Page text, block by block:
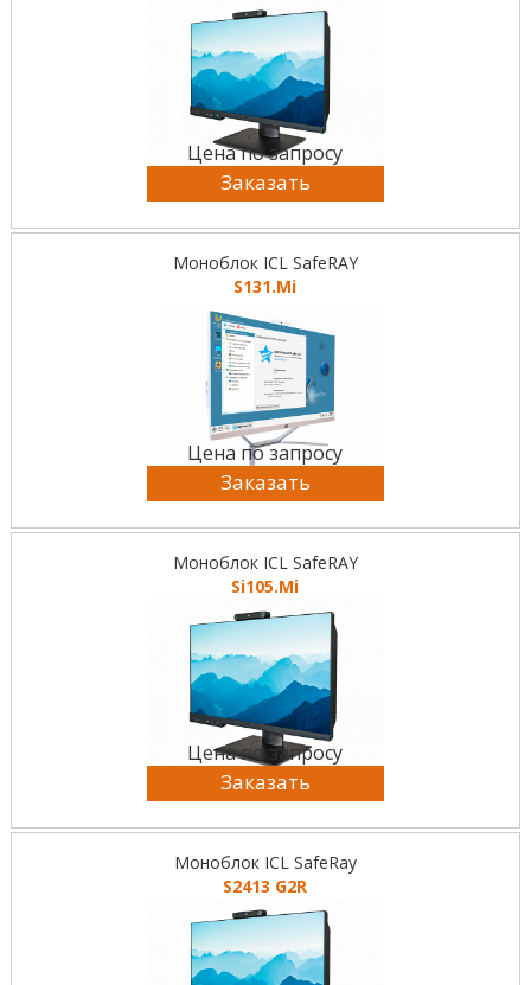
Цена по запросу
Заказать
Моноблок ICL SafeRAY
S131.Mi
Цена по запросу
Заказать
Моноблок ICL SafeRAY
Si105.Mi
Цена по запросу
Заказать
Моноблок ICL SafeRay
S2413 G2R